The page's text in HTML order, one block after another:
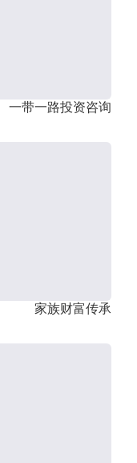
一带一路投资咨询
家族财富传承